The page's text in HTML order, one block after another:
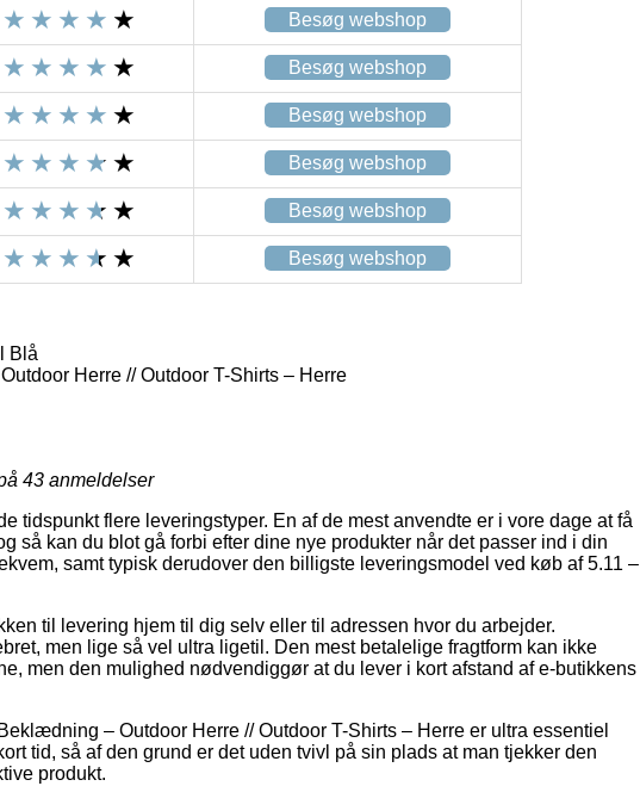
Besøg webshop
Besøg webshop
Besøg webshop
Besøg webshop
Besøg webshop
Besøg webshop
Blå
Herre // Outdoor T-Shirts – Herre
43 anmeldelser
tidspunkt flere leveringstyper. En af de mest anvendte er i vore dage at få
så kan du blot gå forbi efter dine nye produkter når det passer ind i din
samt typisk derudover den billigste leveringsmodel ved køb af 5.11 –
til levering hjem til dig selv eller til adressen hvor du arbejder.
men lige så vel ultra ligetil. Den mest betalelige fragtform kan ikke
men den mulighed nødvendiggør at du lever i kort afstand af e-butikkens
– Outdoor Herre // Outdoor T-Shirts – Herre er ultra essentiel
tid, så af den grund er det uden tvivl på sin plads at man tjekker den
produkt.